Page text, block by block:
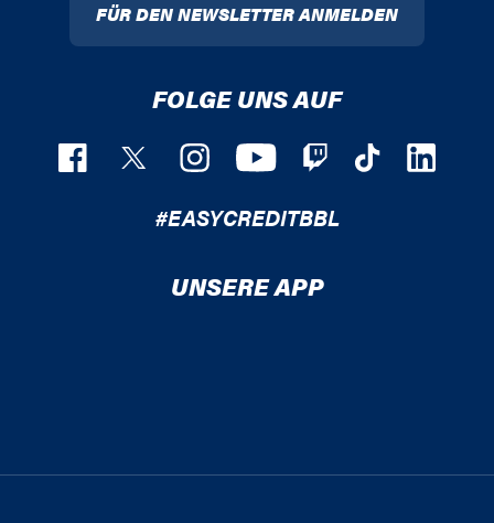
FÜR DEN NEWSLETTER ANMELDEN
FOLGE UNS AUF
#EASYCREDITBBL
UNSERE APP